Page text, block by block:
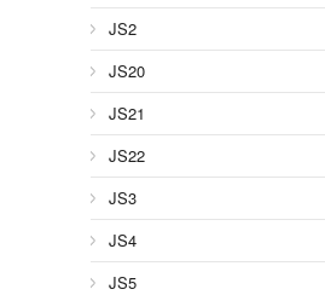
JS2
JS20
JS21
JS22
JS3
JS4
JS5